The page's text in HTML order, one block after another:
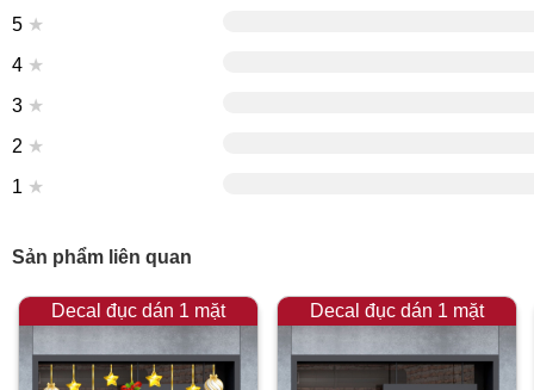
5 ★
4 ★
3 ★
2 ★
1 ★
Sản phẩm liên quan
Decal đục dán 1 mặt Decal đục dán 1 mặt